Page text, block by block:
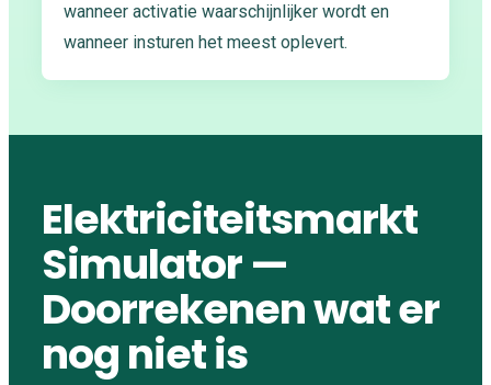
wanneer activatie waarschijnlijker wordt en
wanneer insturen het meest oplevert.
Elektriciteitsmarkt
Simulator —
Doorrekenen wat er
nog niet is